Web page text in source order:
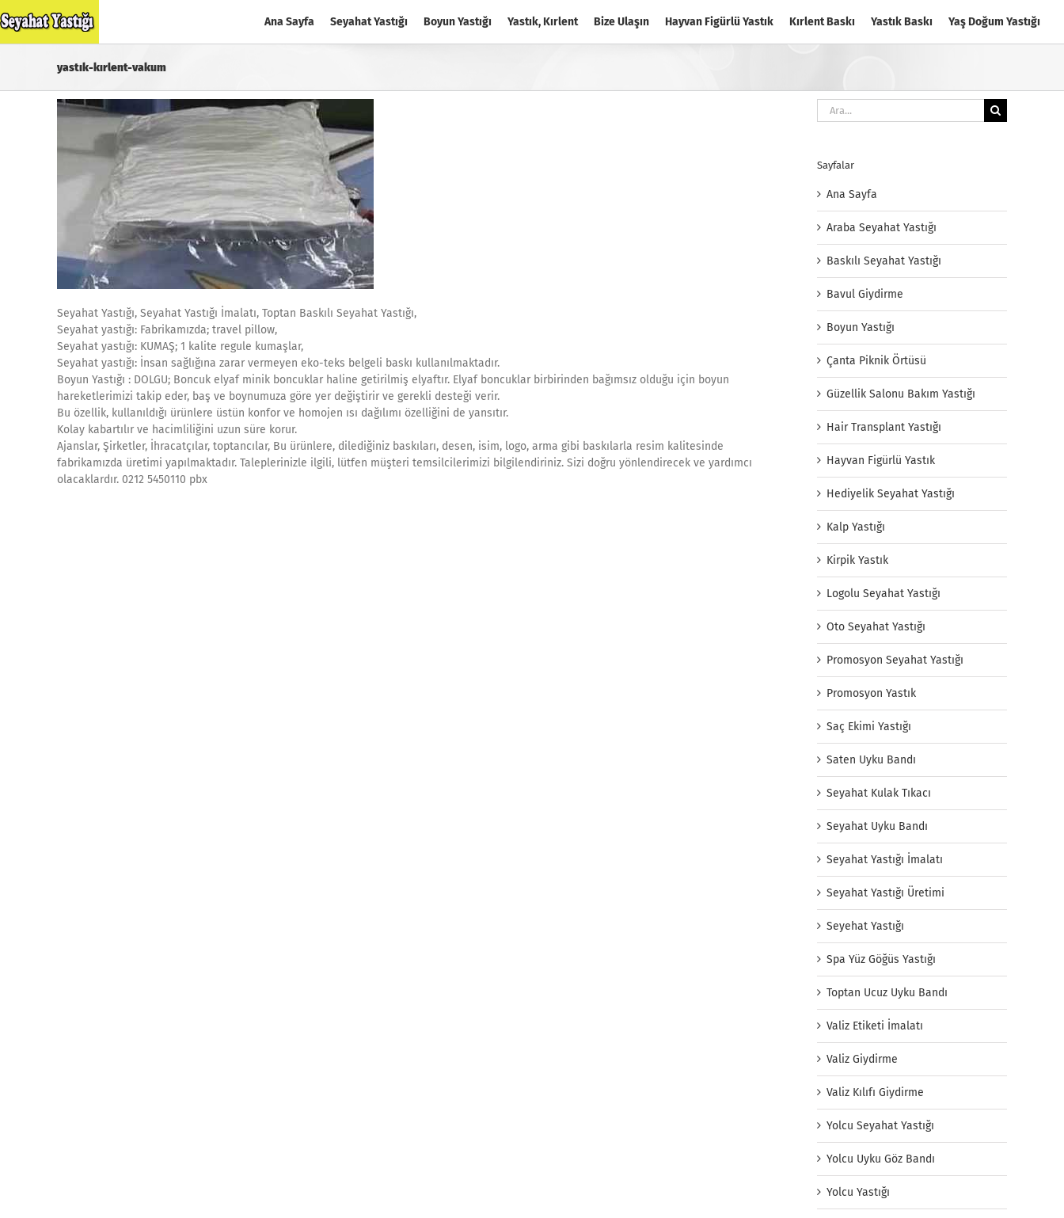
to
content
Ana Sayfa Seyahat Yastığı Boyun Yastığı Yastık, Kırlent Bize Ulaşın Hayvan Figürlü Yastık Kırlent Baskı Yastık Baskı Yaş Doğum Yastığı
yastık-kırlent-vakum
Seyahat Yastığı, Seyahat Yastığı İmalatı, Toptan Baskılı Seyahat Yastığı,
Seyahat yastığı: Fabrikamızda; travel pillow,
Seyahat yastığı: KUMAŞ; 1 kalite regule kumaşlar,
Seyahat yastığı: İnsan sağlığına zarar vermeyen eko-teks belgeli baskı kullanılmaktadır.
Boyun Yastığı : DOLGU; Boncuk elyaf minik boncuklar haline getirilmiş elyaftır. Elyaf boncuklar birbirinden bağımsız olduğu için boyun
hareketlerimizi takip eder, baş ve boynumuza göre yer değiştirir ve gerekli desteği verir.
Bu özellik, kullanıldığı ürünlere üstün konfor ve homojen ısı dağılımı özelliğini de yansıtır.
Kolay kabartılır ve hacimliliğini uzun süre korur.
Ajanslar, Şirketler, İhracatçılar, toptancılar, Bu ürünlere, dilediğiniz baskıları, desen, isim, logo, arma gibi baskılarla resim kalitesinde
fabrikamızda üretimi yapılmaktadır. Taleplerinizle ilgili, lütfen müşteri temsilcilerimizi bilgilendiriniz. Sizi doğru yönlendirecek ve yardımcı
olacaklardır. 0212 5450110 pbx
Ara:
Sayfalar
Ana Sayfa
Araba Seyahat Yastığı
Baskılı Seyahat Yastığı
Bavul Giydirme
Boyun Yastığı
Çanta Piknik Örtüsü
Güzellik Salonu Bakım Yastığı
Hair Transplant Yastığı
Hayvan Figürlü Yastık
Hediyelik Seyahat Yastığı
Kalp Yastığı
Kirpik Yastık
Logolu Seyahat Yastığı
Oto Seyahat Yastığı
Promosyon Seyahat Yastığı
Promosyon Yastık
Saç Ekimi Yastığı
Saten Uyku Bandı
Seyahat Kulak Tıkacı
Seyahat Uyku Bandı
Seyahat Yastığı İmalatı
Seyahat Yastığı Üretimi
Seyehat Yastığı
Spa Yüz Göğüs Yastığı
Toptan Ucuz Uyku Bandı
Valiz Etiketi İmalatı
Valiz Giydirme
Valiz Kılıfı Giydirme
Yolcu Seyahat Yastığı
Yolcu Uyku Göz Bandı
Yolcu Yastığı